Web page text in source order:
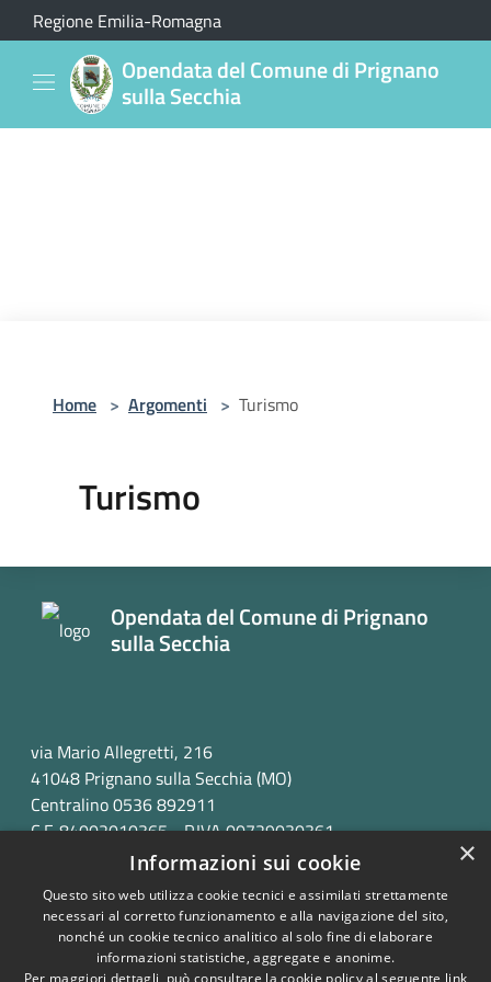
Salta al contenuto principale
Regione Emilia-Romagna
Opendata del Comune di Prignano
sulla Secchia
Home > Argomenti > Turismo
Turismo
Opendata del Comune di Prignano
sulla Secchia
via Mario Allegretti, 216
41048 Prignano sulla Secchia (MO)
Centralino 0536 892911
C.F. 84002010365 - P.IVA 00729030361
Copyright © 2026 • Opendata
×
Informazioni sui cookie
Questo sito web utilizza cookie tecnici e assimilati strettamente
necessari al corretto funzionamento e alla navigazione del sito,
nonché un cookie tecnico analitico al solo fine di elaborare
informazioni statistiche, aggregate e anonime.
Per maggiori dettagli, può consultare la cookie policy al seguente link